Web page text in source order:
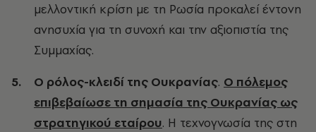
μελλοντική κρίση με τη Ρωσία προκαλεί έντονη
ανησυχία για τη συνοχή και την αξιοπιστία της
Συμμαχίας.
Ο ρόλος-κλειδί της Ουκρανίας. Ο πόλεμος
επιβεβαίωσε τη σημασία της Ουκρανίας ως
στρατηγικού εταίρου. Η τεχνογνωσία της στη